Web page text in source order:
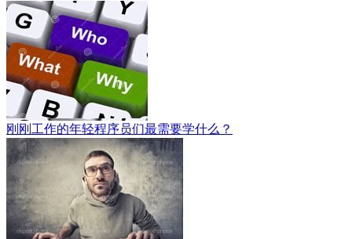
刚刚工作的年轻程序员们最需要学什么？